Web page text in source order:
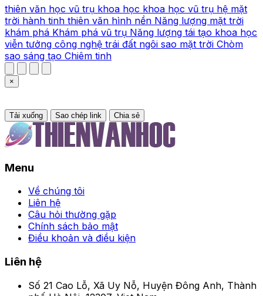
thiên văn học vũ trụ khoa học khoa học vũ trụ hệ mặt
trời hành tinh thiên văn hình nền Năng lượng mặt trời
khám phá Khám phá vũ trụ Năng lượng tái tạo khoa học
viễn tưởng công nghệ trái đất ngôi sao mặt trời Chòm
sao sáng tạo Chiêm tinh
×
Tải xuống Sao chép link Chia sẻ
Menu
Về chúng tôi
Liên hệ
Câu hỏi thường gặp
Chính sách bảo mật
Điều khoản và điều kiện
Liên hệ
Số 21 Cao Lỗ, Xã Uy Nỗ, Huyện Đông Anh, Thành